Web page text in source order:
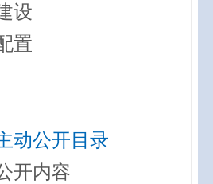
设
置
动公开目录
开内容